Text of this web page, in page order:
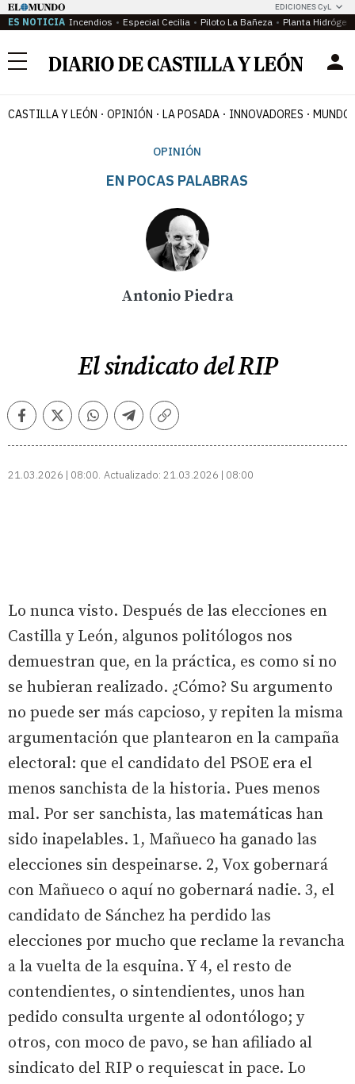
EDICIONES CyL
ES NOTICIA Incendios Especial Cecilia Piloto La Bañeza Planta
Menú
CASTILLA Y LEÓN OPINIÓN LA POSADA INNOVADORES MUNDO
OPINIÓN
EN POCAS PALABRAS
Antonio Piedra
El sindicato del RIP
FacebookTwitterWhatsappTelegramCopiar
21.03.2026 | 08:00 Actualizado: 21.03.2026 | 08:00
Lo nunca visto. Después de las elecciones en
Castilla y León, algunos politólogos nos
demuestran que, en la práctica, es como si no
se hubieran realizado. ¿Cómo? Su argumento
no puede ser más capcioso, y repiten la misma
argumentación que plantearon en la campaña
electoral: que el candidato del PSOE era el
menos sanchista de la historia. Pues menos
mal. Por ser sanchista, las matemáticas han
sido inapelables. 1, Mañueco ha ganado las
elecciones sin despeinarse. 2, Vox gobernará
con Mañueco o aquí no gobernará nadie. 3, el
candidato de Sánchez ha perdido las
elecciones por mucho que reclame la revancha
a la vuelta de la esquina. Y 4, el resto de
contendientes, o sintendientes, unos han
pedido consulta urgente al odontólogo; y
otros, con moco de pavo, se han afiliado al
sindicato del RIP o requiescat in pace. Lo